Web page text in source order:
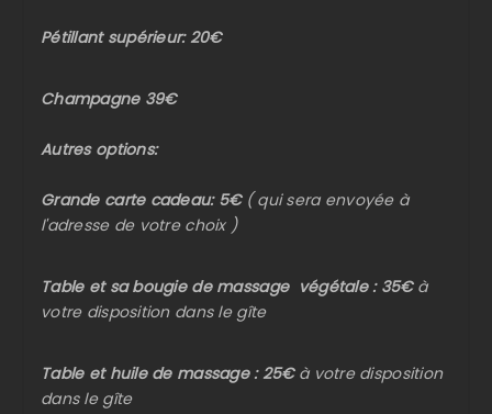
Pétillant supérieur: 20€
Champagne 39€
Autres options:
Grande carte cadeau: 5€ ( qui sera envoyée à
l'adresse de votre choix )
Table et sa bougie de massage végétale : 35€à
votre disposition dans le gîte
Table et huile de massage : 25€à votre disposition
dans le gîte